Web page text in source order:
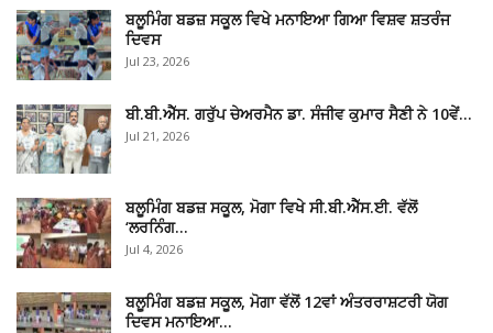
ਬਲੂਮਿੰਗ ਬਡਜ਼ ਸਕੂਲ ਵਿਖੇ ਮਨਾਇਆ ਗਿਆ ਵਿਸ਼ਵ ਸ਼ਤਰੰਜ
ਦਿਵਸ
Jul 23, 2026
ਬੀ.ਬੀ.ਐੱਸ. ਗਰੁੱਪ ਚੇਅਰਮੈਨ ਡਾ. ਸੰਜੀਵ ਕੁਮਾਰ ਸੈਣੀ ਨੇ 10ਵੇਂ…
Jul 21, 2026
ਬਲੂਮਿੰਗ ਬਡਜ਼ ਸਕੂਲ, ਮੋਗਾ ਵਿਖੇ ਸੀ.ਬੀ.ਐੱਸ.ਈ. ਵੱਲੋਂ
‘ਲਰਨਿੰਗ…
Jul 4, 2026
ਬਲੂਮਿੰਗ ਬਡਜ਼ ਸਕੂਲ, ਮੋਗਾ ਵੱਲੋਂ 12ਵਾਂ ਅੰਤਰਰਾਸ਼ਟਰੀ ਯੋਗ
ਦਿਵਸ ਮਨਾਇਆ…